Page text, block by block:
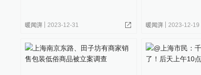
暖闻湃 2023-12-31 暖闻湃 2023-12-19